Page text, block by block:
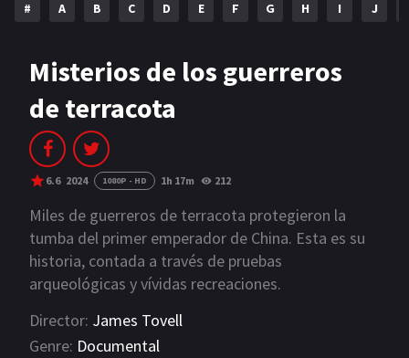
AÑOS
2023
2021
2019 2018
2014 2006
2002 2001
2000 1990
# A B C D E F G H I J
Misterios de los guerreros
de terracota
6.6 2024 1080P - HD 1h 17m 212
Miles de guerreros de terracota protegieron la
tumba del primer emperador de China. Esta es su
historia, contada a través de pruebas
arqueológicas y vívidas recreaciones.
Director: James Tovell
Genre: Documental